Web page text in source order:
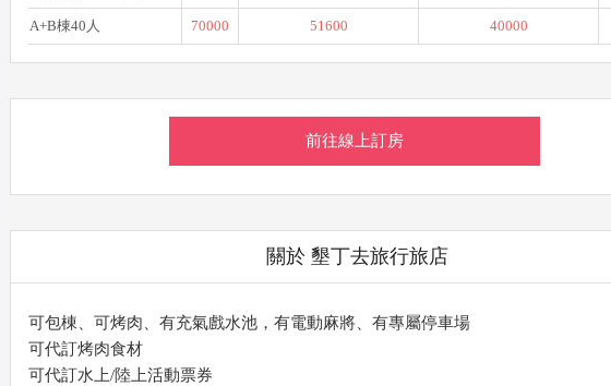
A+B棟40人 70000 51600 40000
前往線上訂房
關於 墾丁去旅行旅店
可包棟、可烤肉、有充氣戲水池，有電動麻將、有專屬停車場
可代訂烤肉食材
可代訂水上/陸上活動票券